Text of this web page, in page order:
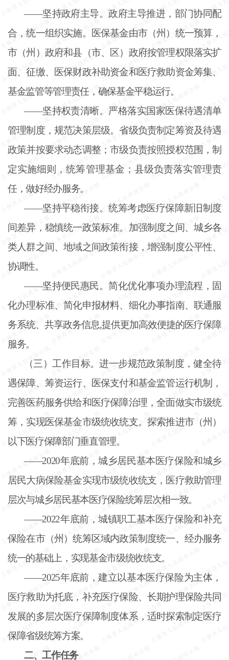
——坚持政府主导。政府主导推进，部门协同配
合，统一组织实施。医保基金由市（州）统一预算，
市（州）政府和县（市、区）政府按管理权限落实扩
面、征缴、医保财政补助资金和医疗救助资金筹集、
基金监管等管理责任，确保基金平稳运行。
——坚持权责清晰。严格落实国家医保待遇清单
管理制度，规范决策层级。省级负责制定筹资及待遇
政策并按要求动态调整；市级负责按照授权范围，制
定实施细则，统筹管理基金；县级负责落实管理责
任，做好经办服务。
——坚持平稳衔接。统筹考虑医疗保障新旧制度
间差异，稳慎统一政策标准。加强制度之间、城乡各
类人群之间、地域之间政策衔接，增强制度公平性、
协调性。
——坚持便民惠民。简化优化事项办理流程，固
化办理标准、简化申报材料、细化办事指南、联通服
务系统、共享政务信息,提供更加高效便捷的医疗保障
服务。
（三）工作目标。进一步规范政策制度，健全待
遇保障、筹资运行、医保支付和基金监管运行机制，
完善医药服务供给和医疗保障治理，全面做实市级统
筹，实现医保基金市级统收统支。探索推进市（州）
以下医疗保障部门垂直管理。
——2020年底前，城乡居民基本医疗保险和城乡
居民大病保险基金实现市级统收统支，医疗救助管理
层次与城乡居民基本医疗保险统筹层次相一致。
——2022年底前，城镇职工基本医疗保险和补充
保险在市（州）统筹区域内政策制度统一、经办服务
统一的基础上，实现基金市级统收统支。
——2025年底前，建立以基本医疗保险为主体，
医疗救助为托底，补充医疗保险、长期护理保险共同
发展的多层次医疗保障制度体系，适时探索制定医疗
保障省级统筹方案。
二、工作任务